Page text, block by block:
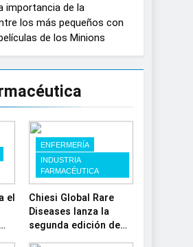
importancia de la
los más pequeños con
de los Minions
el
ENFERMERÍA
INDUSTRIA
FARMACÉUTICA
Chiesi Global Rare
Diseases lanza la
segunda edición de